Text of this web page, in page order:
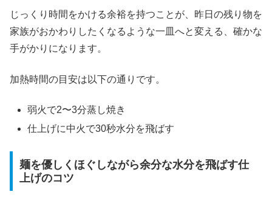
じっくり時間をかける余裕を持つことが、昨日の残り物を
家族がおかわりしたくなるような一皿へと変える、確かな
手がかりになります。
加熱時間の目安は以下の通りです。
弱火で2〜3分蒸し焼き
仕上げに中火で30秒水分を飛ばす
麺を優しくほぐしながら余分な水分を飛ばす仕
上げのコツ